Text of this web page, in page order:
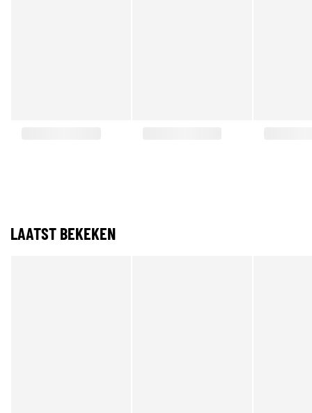
LAATST BEKEKEN